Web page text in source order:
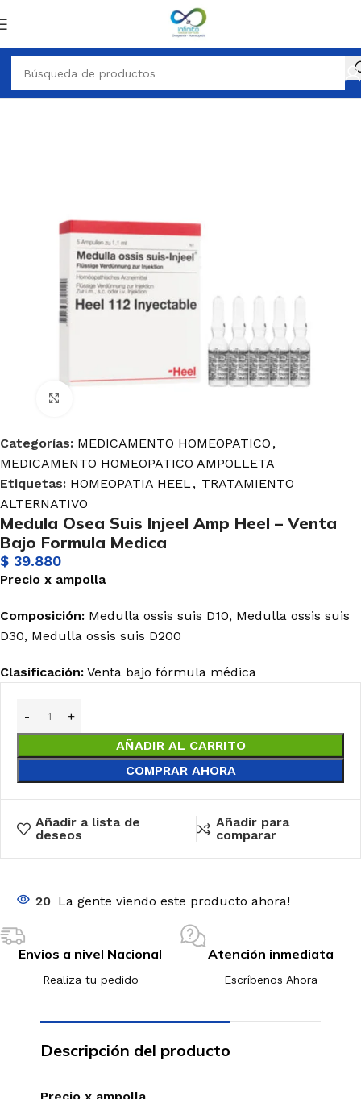
MEDICAMENTO HOMEOPATICO AMPOLLETA
Categorías: MEDICAMENTO HOMEOPATICO ,
MEDICAMENTO HOMEOPATICO AMPOLLETA
Etiquetas: HOMEOPATIA HEEL , TRATAMIENTO
ALTERNATIVO
Medula Osea Suis Injeel Amp Heel – Venta
Bajo Formula Medica
$ 39.880
Precio x ampolla
Composición: Medulla ossis suis D10, Medulla ossis suis
D30, Medulla ossis suis D200
Clasificación: Venta bajo fórmula médica
AÑADIR AL CARRITO
COMPRAR AHORA
Añadir a lista de
deseos
Añadir para
comparar
20 La gente viendo este producto ahora!
Envios a nivel Nacional
Realiza tu pedido
Atención inmediata
Escríbenos Ahora
Descripción del producto